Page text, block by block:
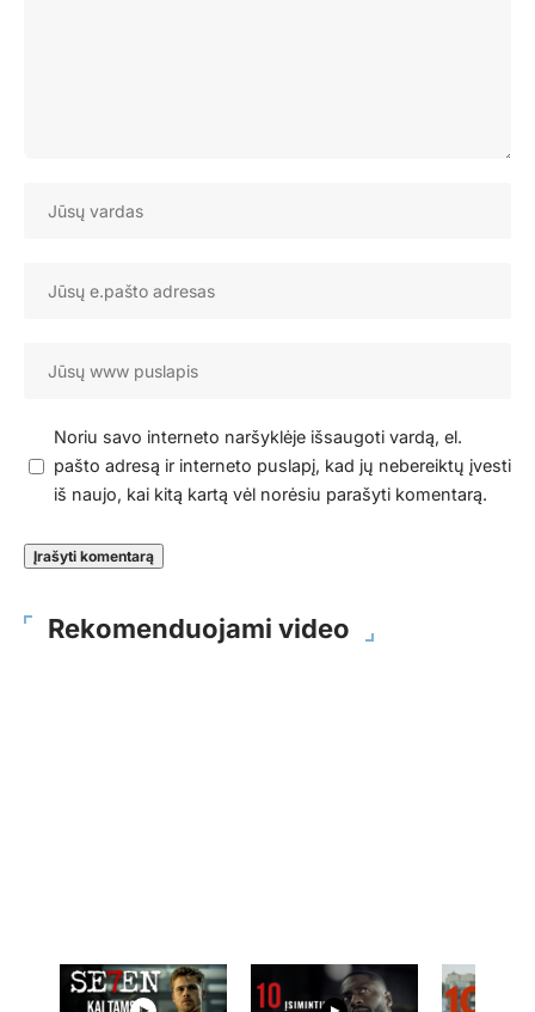
Noriu savo interneto naršyklėje išsaugoti vardą, el.
pašto adresą ir interneto puslapį, kad jų nebereiktų įvesti
iš naujo, kai kitą kartą vėl norėsiu parašyti komentarą.
Rekomenduojami video